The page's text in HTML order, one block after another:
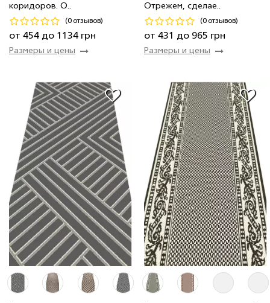
коридоров. О..
(0 отзывов)
от 454 до 1134 грн
Размеры и цены
Код 19742
Купить
Отрежем, сделае..
(0 отзывов)
от 431 до 965 грн
Размеры и цены
Код 20483
Купить